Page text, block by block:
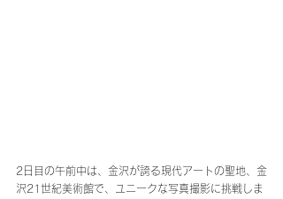
2日目の午前中は、金沢が誇る現代アートの聖地、金
沢21世紀美術館で、ユニークな写真撮影に挑戦しま